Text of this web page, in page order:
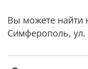
Вы можете найти
Симферополь, ул.